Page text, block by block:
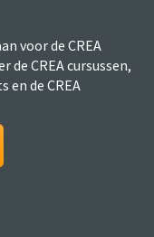
voor de CREA
CREA cursussen,
en de CREA